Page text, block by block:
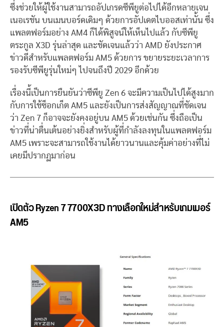
ซึ่งช่วยให้ผู้ใช้งานสามารถอัปเกรดซีพียูต่อไปได้อีกหลายเจน
เนอเรชัน บนเมนบอร์ดเดิมๆ ด้วยการอัปเดตไบออสเท่านั้น ซึ่ง
แพลตฟอร์มอย่าง AM4 ก็ได้พิสูจน์ให้เห็นไปแล้ว กับซีพียู
ตระกูล X3D รุ่นล่าสุด และชัดเจนแล้วว่า AMD ยังประกาศ
ข่าวดีสำหรับแพลตฟอร์ม AM5 ด้วยการ ขยายระยะเวลาการ
รองรับซีพียูรุ่นใหม่ๆ ไปจนถึงปี 2029 อีกด้วย
เรื่องนี้เป็นการยืนยันว่าซีพียู Zen 6 จะมีความเป็นไปได้สูงมาก
กับการใช้ซ็อกเก็ต AM5 และยังเป็นการส่งสัญญาณที่ชัดเจน
ว่า Zen 7 ก็อาจจะยังคงอยู่บน AM5 ด้วยเช่นกัน ซึ่งถือเป็น
ข่าวที่น่าตื่นเต้นอย่างยิ่งสำหรับผู้ที่กำลังลงทุนในแพลตฟอร์ม
AM5 เพราะจะสามารถใช้งานได้ยาวนานและคุ้มค่าอย่างที่ไม่
เคยมีปรากฏมาก่อน
เปิดตัว Ryzen 7 7700X3D ทางเลือกใหม่สำหรับเกมเมอร์
AM5